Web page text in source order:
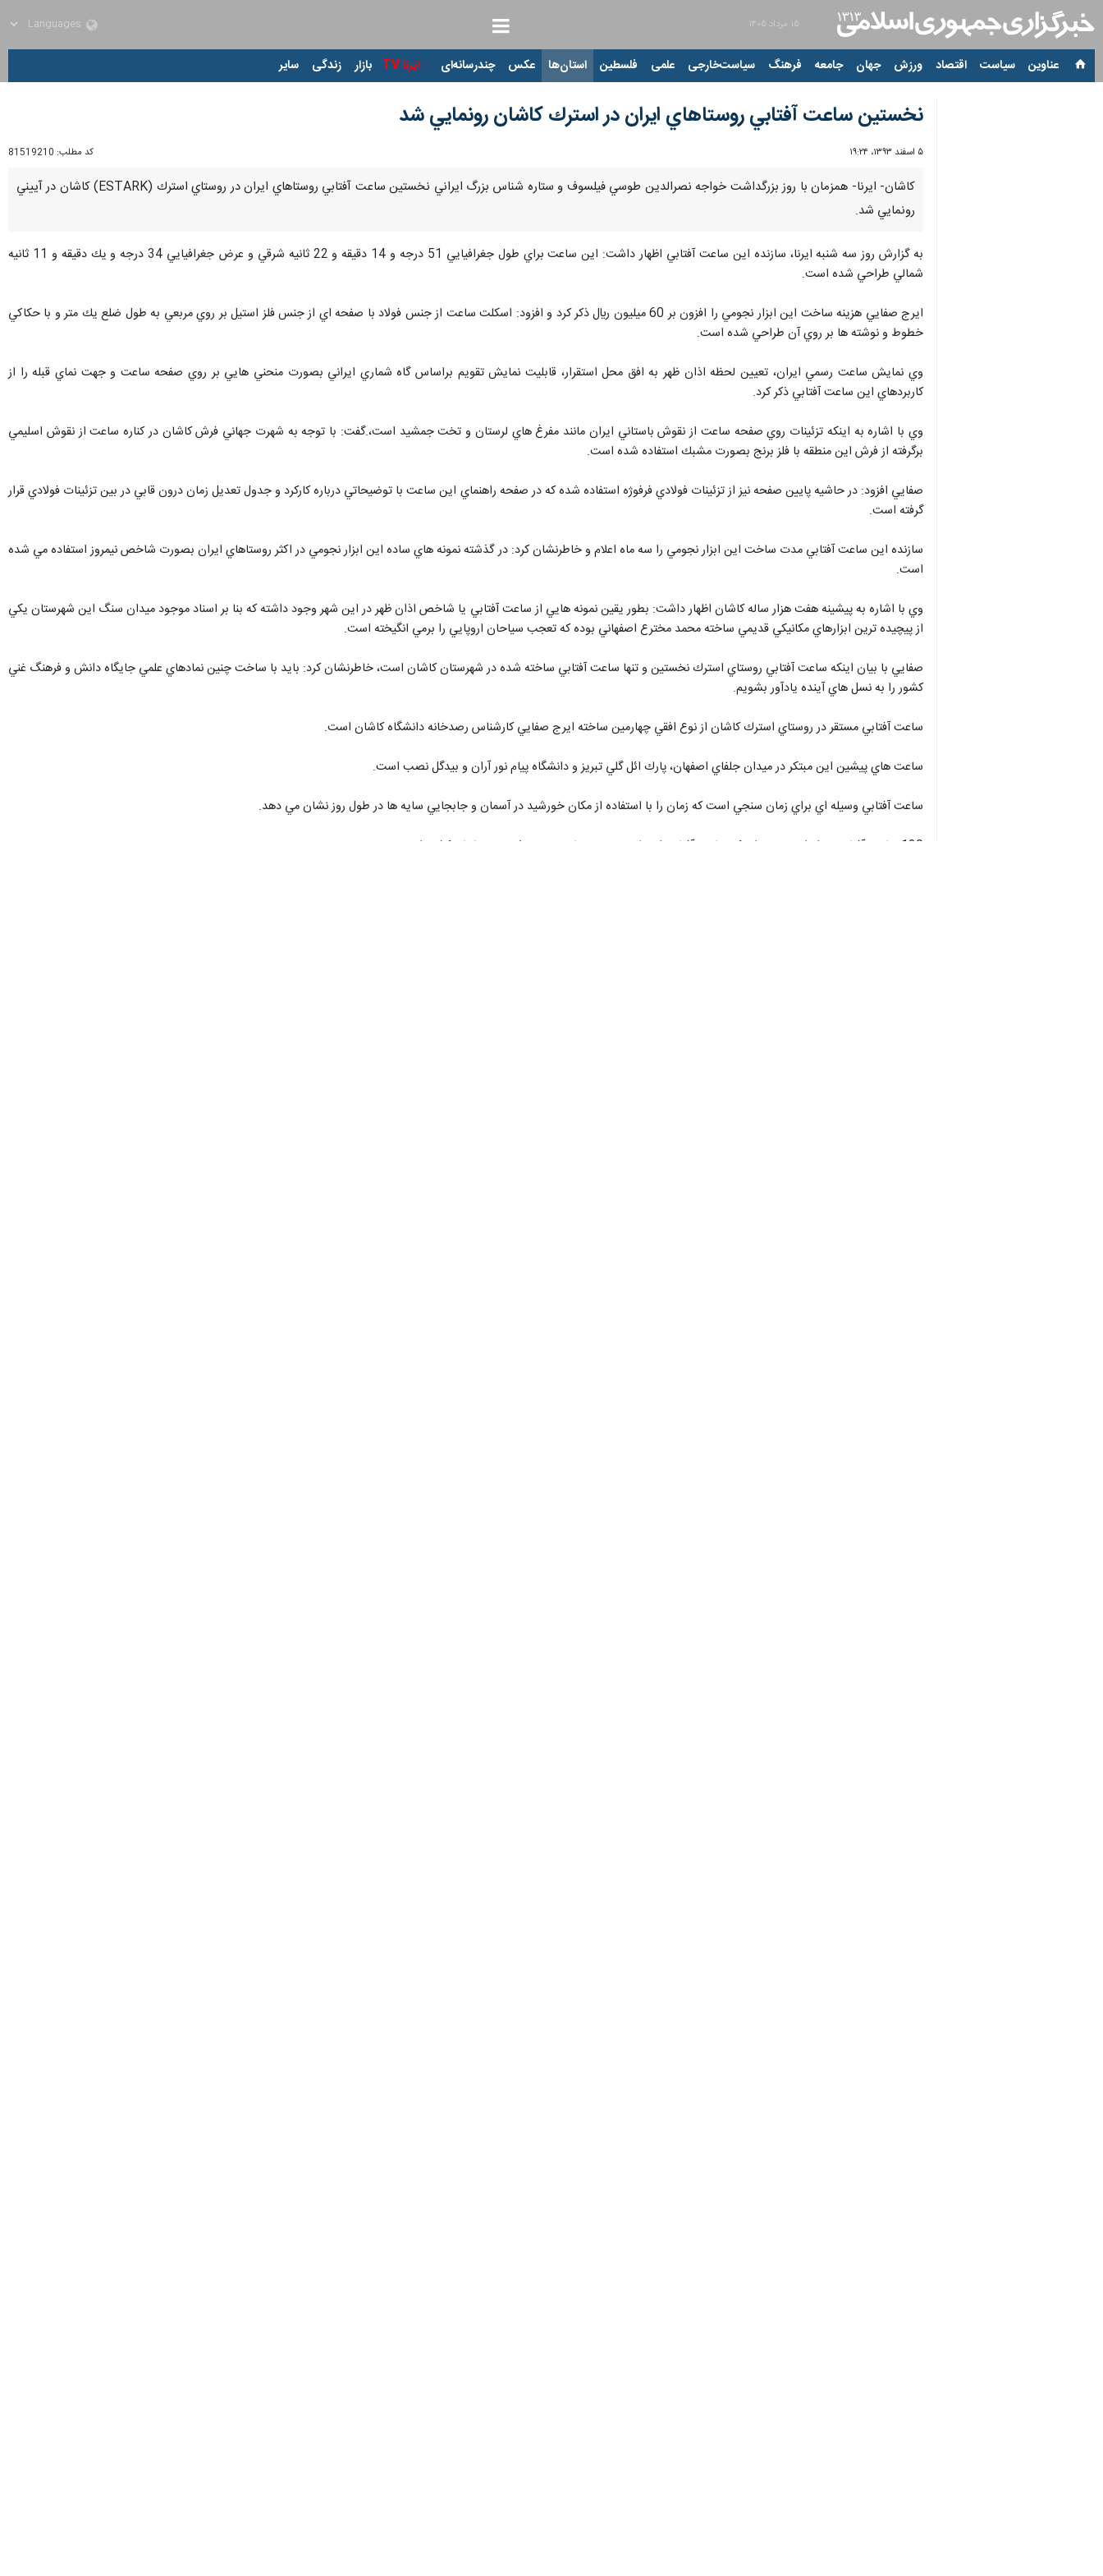
۱۵ مرداد ۱۴۰۵
عناوین‌ سیاست اقتصاد ورزش جهان جامعه فرهنگ سیاست‌خارجی علمی فلسطین استان‌ها عکس چندرسانه‌ای ایرنا TV بازار زندگی سایر
نخستين ساعت آفتابي روستاهاي ايران در استرك كاشان رونمايي شد
۵ اسفند ۱۳۹۳، ۱۹:۲۴ کد مطلب: 81519210
كاشان- ايرنا- همزمان با روز بزرگداشت خواجه نصرالدين طوسي فيلسوف و ستاره شناس بزرگ ايراني نخستين ساعت آفتابي روستاهاي ايران در روستاي استرك (ESTARK) كاشان در آييني
رونمايي شد.
به گزارش روز سه شنبه ايرنا، سازنده اين ساعت آفتابي اظهار داشت: اين ساعت براي طول جغرافيايي 51 درجه و 14 دقيقه و 22 ثانيه شرقي و عرض جغرافيايي 34 درجه و يك دقيقه و 11 ثانيه
شمالي طراحي شده است.
ايرج صفايي هزينه ساخت اين ابزار نجومي را افزون بر 60 ميليون ريال ذكر كرد و افزود: اسكلت ساعت از جنس فولاد با صفحه اي از جنس فلز استيل بر روي مربعي به طول ضلع يك متر و با حكاكي
خطوط و نوشته ها بر روي آن طراحي شده است.
وي نمايش ساعت رسمي ايران، تعيين لحظه اذان ظهر به افق محل استقرار، قابليت نمايش تقويم براساس گاه شماري ايراني بصورت منحني هايي بر روي صفحه ساعت و جهت نماي قبله را از
كاربردهاي اين ساعت آفتابي ذكر كرد.
وي با اشاره به اينكه تزئينات روي صفحه ساعت از نقوش باستاني ايران مانند مفرغ هاي لرستان و تخت جمشيد است،.گفت: با توجه به شهرت جهاني فرش كاشان در كناره ساعت از نقوش اسليمي
برگرفته از فرش اين منطقه با فلز برنج بصورت مشبك استفاده شده است.
صفايي افزود: در حاشيه پايين صفحه نيز از تزئينات فولادي فرفوژه استفاده شده كه در صفحه راهنماي اين ساعت با توضيحاتي درباره كاركرد و جدول تعديل زمان درون قابي در بين تزئينات فولادي قرار
گرفته است.
سازنده اين ساعت آفتابي مدت ساخت اين ابزار نجومي را سه ماه اعلام و خاطرنشان كرد: در گذشته نمونه هاي ساده اين ابزار نجومي در اكثر روستاهاي ايران بصورت شاخص نيمروز استفاده مي شده
است.
وي با اشاره به پيشينه هفت هزار ساله كاشان اظهار داشت: بطور يقين نمونه هايي از ساعت آفتابي يا شاخص اذان ظهر در اين شهر وجود داشته كه بنا بر اسناد موجود ميدان سنگ اين شهرستان يكي
از پيچيده ترين ابزارهاي مكانيكي قديمي ساخته محمد مخترع اصفهاني بوده كه تعجب سياحان اروپايي را برمي انگيخته است.
صفايي با بيان اينكه ساعت آفتابي روستاي استرك نخستين و تنها ساعت آفتابي ساخته شده در شهرستان كاشان است، خاطرنشان كرد: بايد با ساخت چنين نمادهاي علمي جايگاه دانش و فرهنگ غني
كشور را به نسل هاي آينده يادآور بشويم.
ساعت آفتابي مستقر در روستاي استرك كاشان از نوع افقي چهارمين ساخته ايرج صفايي كارشناس رصدخانه دانشگاه كاشان است.
ساعت هاي پيشين اين مبتكر در ميدان جلفاي اصفهان، پارك ائل گلي تبريز و دانشگاه پيام نور آران و بيدگل نصب است.
ساعت آفتابي وسيله‌ اي براي زمان سنجي است كه زمان را با استفاده از مكان خورشيد در آسمان و جابجايي سايه ها در طول روز نشان مي دهد.
120 ساعت آفتابي در ايران وجود دارد كه ساعت آفتابي استرك نخستين ساعت نصب شده روستاهاي كشور است.